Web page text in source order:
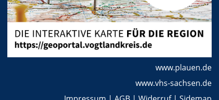
www.plauen.de
www.vhs-sachsen.de